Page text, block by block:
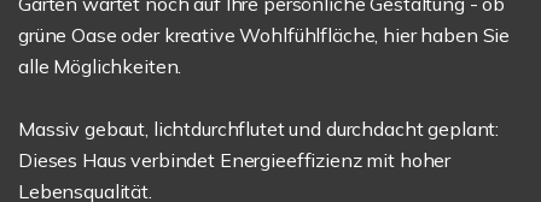
grüne Oase oder kreative Wohlfühlfläche, hier haben Sie
alle Möglichkeiten.
Massiv gebaut, lichtdurchflutet und durchdacht geplant:
Dieses Haus verbindet Energieeffizienz mit hoher
Lebensqualität.